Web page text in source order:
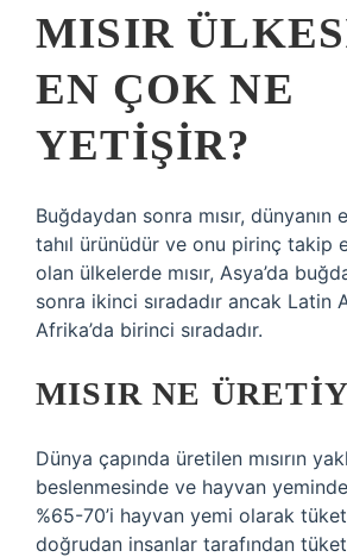
MISIR
EN ÇOK NE
YETIŞIR?
Buğdaydan sonra mısır, dünyanın
tahıl ürünüdür ve onu pirinç takip
olan ülkelerde mısır, Asya’da
sonra ikinci sıradadır ancak Latin
Afrika’da birinci sıradadır.
MISIR NE
Dünya çapında üretilen mısırın
beslenmesinde ve hayvan yeminde
%65-70’i hayvan yemi olarak
doğrudan insanlar tarafından